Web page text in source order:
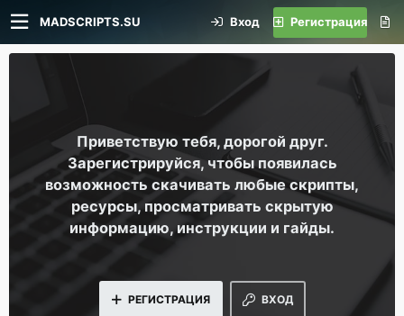
MADSCRIPTS.SU Вход Регистрация
Приветствую тебя, дорогой друг.
Зарегистрируйся, чтобы появилась
возможность скачивать любые скрипты,
ресурсы, просматривать скрытую
информацию, инструкции и гайды.
ВХОД
РЕГИСТРАЦИЯ